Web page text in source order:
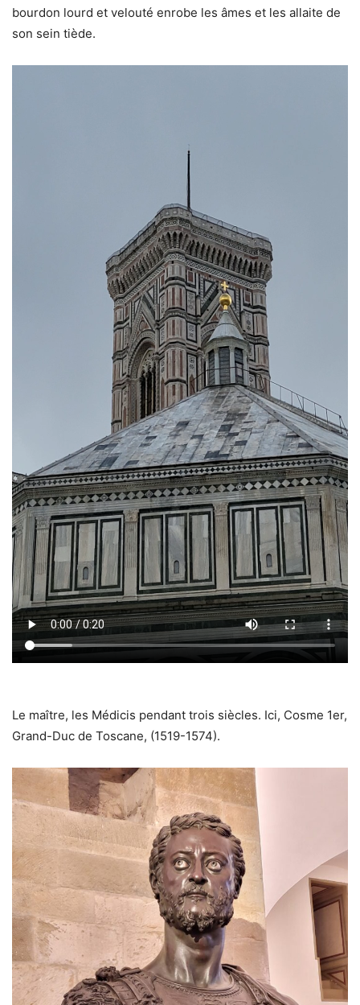
bourdon lourd et velouté enrobe les âmes et les allaite de
son sein tiède.
Le maître, les Médicis pendant trois siècles. Ici, Cosme 1er,
Grand-Duc de Toscane, (1519-1574).